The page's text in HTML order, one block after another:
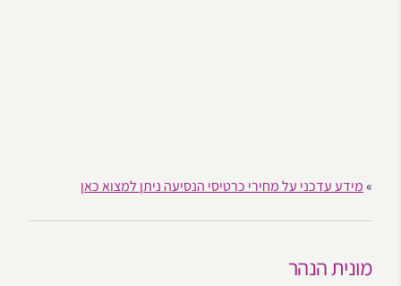
»מידע עדכני על מחירי כרטיסי הנסיעה ניתן למצוא כאן
מונית הנהר